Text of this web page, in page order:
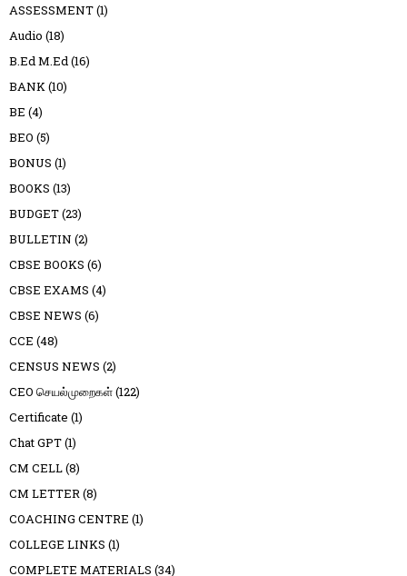
ASSESSMENT(1)
Audio (18)
B.Ed M.Ed(16)
BANK(10)
BE (4)
BEO (5)
BONUS (1)
BOOKS (13)
BUDGET(23)
BULLETIN (2)
CBSE BOOKS (6)
CBSE EXAMS (4)
CBSE NEWS (6)
CCE (48)
CENSUS NEWS (2)
CEO செயல்முறைகள்(122)
Certificate (1)
Chat GPT(1)
CM CELL(8)
CM LETTER(8)
COACHING CENTRE (1)
COLLEGE LINKS (1)
COMPLETE MATERIALS (34)